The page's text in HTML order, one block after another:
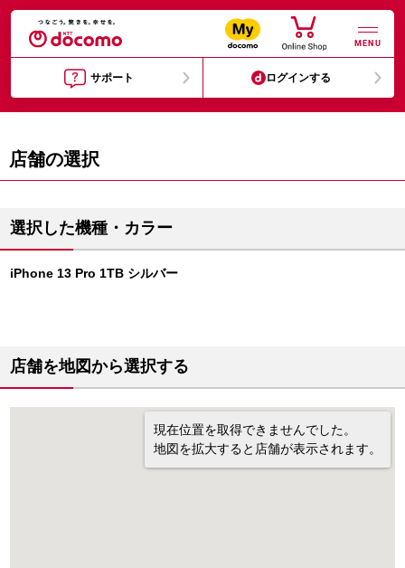
MENU
サポート ログインする
店舗の選択
選択した機種・カラー
iPhone 13 Pro 1TB シルバー
店舗を地図から選択する
現在位置を取得できませんでした。
地図を拡大すると店舗が表示されます。